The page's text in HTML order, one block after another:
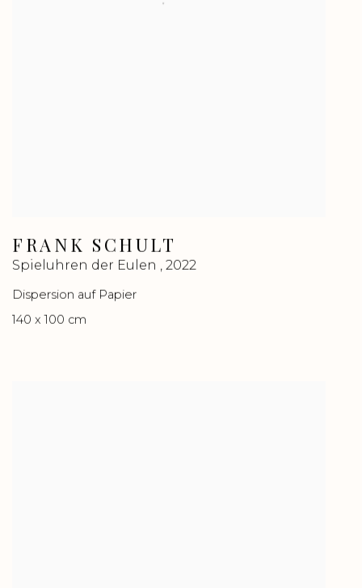
FRANK SCHULT
Spieluhren der Eulen , 2022
Dispersion auf Papier
140 x 100 cm